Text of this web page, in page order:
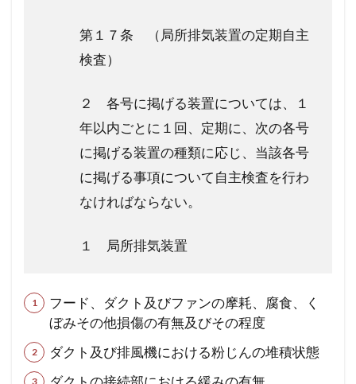
第１７条 （局所排気装置の定期自主
検査）
２ 各号に掲げる装置については、１
年以内ごとに１回、定期に、次の各号
に掲げる装置の種類に応じ、当該各号
に掲げる事項について自主検査を行わ
なければならない。
１ 局所排気装置
フード、ダクト及びファンの摩耗、腐食、く
ぼみその他損傷の有無及びその程度
ダクト及び排風機における粉じんの堆積状態